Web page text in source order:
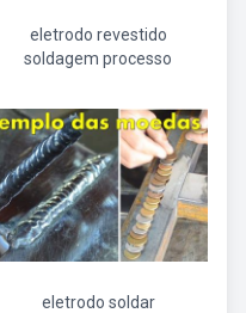
eletrodo revestido
soldagem processo
eletrodo soldar